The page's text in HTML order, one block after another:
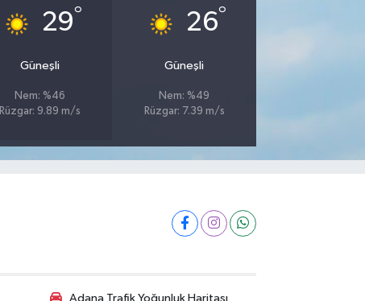
29°
Güneşli
Nem: %46
Rüzgar: 9.89 m/s
26°
Güneşli
Nem: %49
Rüzgar: 7.39 m/s
Adana Trafik Yoğunluk Haritası